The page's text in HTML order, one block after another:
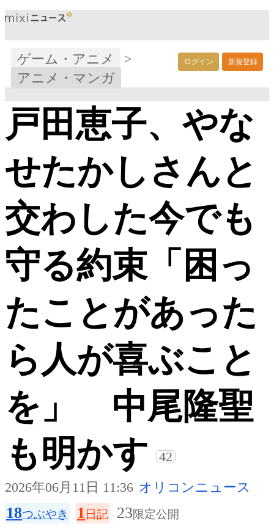
ログイン 新規登録
ゲーム・アニメ
>
アニメ・マンガ
戸田恵子、やな
せたかしさんと
交わした今でも
守る約束「困っ
たことがあった
ら人が喜ぶこと
を」 中尾隆聖
も明かす
42
2026年06月11日 11:36 オリコンニュース
18つぶやき 1 日記 23限定公開